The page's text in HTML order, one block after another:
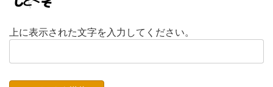
上に表示された文字を入力してください。